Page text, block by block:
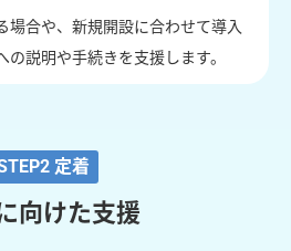
場合や、新規開設に合わせて導入
説明や手続きを支援します。
定着
向けた支援